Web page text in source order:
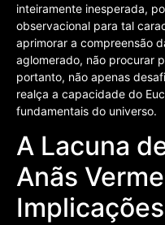
inteiramente inesperada,
observacional para tal
aprimorar a compreensão
aglomerado, não procurar
portanto, não apenas
realça a capacidade do
fundamentais do universo.
A Lacuna
Anãs
Implicações